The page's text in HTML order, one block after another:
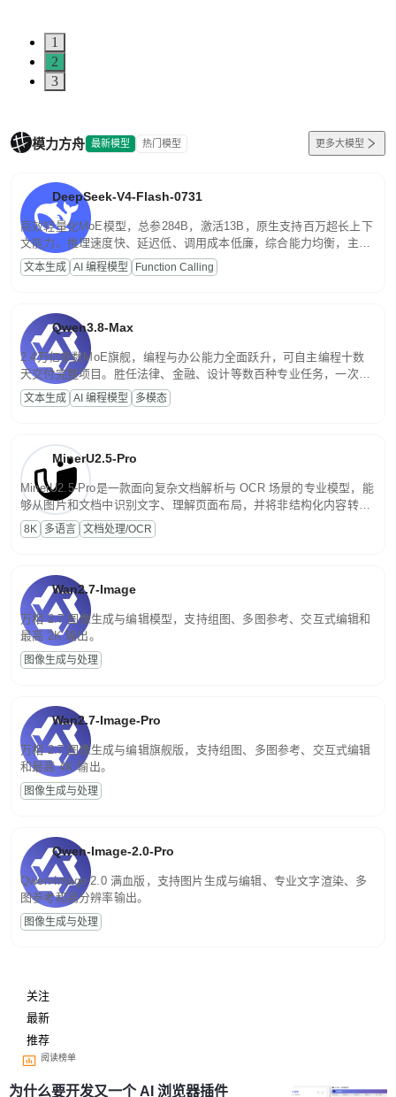
1
2
3
模力方舟 最新模型 热门模型 更多大模型
DeepSeek-V4-Flash-0731
高效轻量化MoE模型，总参284B，激活13B，原生支持百万超长上下
文能力。推理速度快、延迟低、调用成本低廉，综合能力均衡，主打
高并发、轻量化任务，适合日常对话、内容创作、基础 RAG、批量
文案处理等普惠刚需场景。
文本生成 AI 编程模型 Function Calling
Qwen3.8-Max
2.4万亿参数MoE旗舰，编程与办公能力全面跃升，可自主编程十数
天交付完整项目。胜任法律、金融、设计等数百种专业任务，一次对
话端到端交付生产级成果。原生视觉理解贯穿规划、执行与验证全流
程，支持超长文档与长视频的深度语义解析。长程任务中自主规划与
文本生成 AI 编程模型 多模态
MinerU2.5-Pro
MinerU2.5-Pro是一款面向复杂文档解析与 OCR 场景的专业模型，能
够从图片和文档中识别文字、理解页面布局，并将非结构化内容转换
为便于存储、检索和二次处理的结构化结果。
8K 多语言 文档处理/OCR
Wan2.7-Image
万相 2.7 图像生成与编辑模型，支持组图、多图参考、交互式编辑和
最高 2K 输出。
图像生成与处理
Wan2.7-Image-Pro
万相 2.7 图像生成与编辑旗舰版，支持组图、多图参考、交互式编辑
和最高 4K 输出。
图像生成与处理
Qwen-Image-2.0-Pro
Qwen-Image-2.0 满血版，支持图片生成与编辑、专业文字渲染、多
图参考和高分辨率输出。
图像生成与处理
关注
最新
推荐
阅读榜单
为什么要开发又一个 AI 浏览器插件